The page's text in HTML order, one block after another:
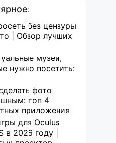
без цензуры
| Обзор лучших
музеи,
нужно посетить:
фото
топ 4
приложения
для Oculus
в 2026 году |